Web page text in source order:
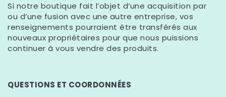
Si notre boutique fait l’objet d’une acquisition par
ou d’une fusion avec une autre entreprise, vos
renseignements pourraient être transférés aux
nouveaux propriétaires pour que nous puissions
continuer à vous vendre des produits.
QUESTIONS ET COORDONNÉES